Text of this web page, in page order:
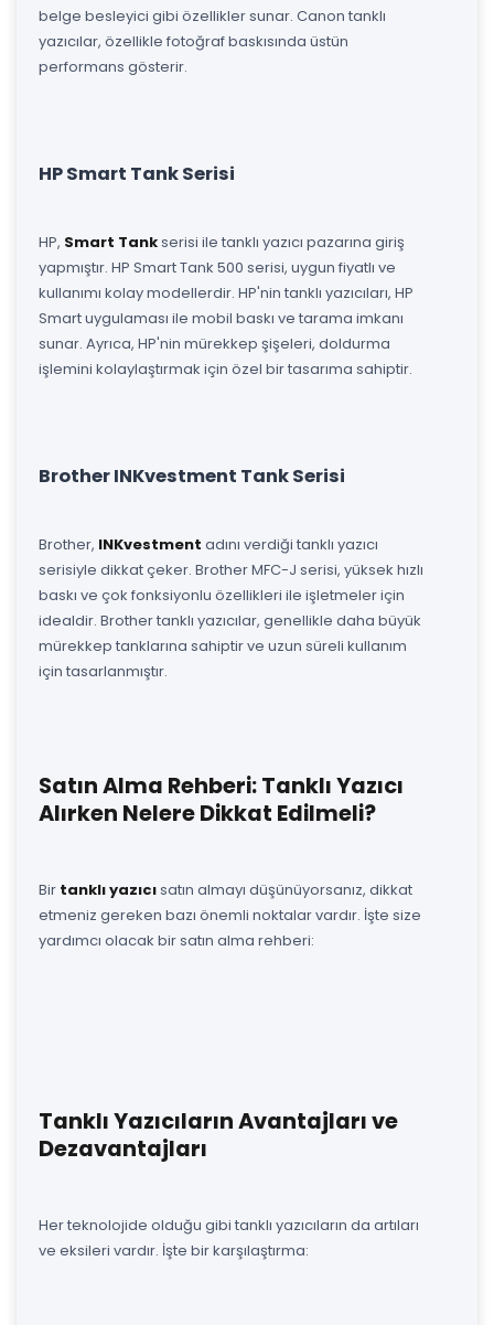
belge besleyici gibi özellikler sunar. Canon tanklı
yazıcılar, özellikle fotoğraf baskısında üstün
performans gösterir.
HP Smart Tank Serisi
HP, Smart Tankserisi ile tanklı yazıcı pazarına giriş
yapmıştır. HP Smart Tank 500 serisi, uygun fiyatlı ve
kullanımı kolay modellerdir. HP'nin tanklı yazıcıları, HP
Smart uygulaması ile mobil baskı ve tarama imkanı
sunar. Ayrıca, HP'nin mürekkep şişeleri, doldurma
işlemini kolaylaştırmak için özel bir tasarıma sahiptir.
Brother INKvestment Tank Serisi
Brother, INKvestment adını verdiği tanklı yazıcı
serisiyle dikkat çeker. Brother MFC-J serisi, yüksek hızlı
baskı ve çok fonksiyonlu özellikleri ile işletmeler için
idealdir. Brother tanklı yazıcılar, genellikle daha büyük
mürekkep tanklarına sahiptir ve uzun süreli kullanım
için tasarlanmıştır.
Satın Alma Rehberi: Tanklı Yazıcı
Alırken Nelere Dikkat Edilmeli?
Bir tanklı yazıcısatın almayı düşünüyorsanız, dikkat
etmeniz gereken bazı önemli noktalar vardır. İşte size
yardımcı olacak bir satın alma rehberi:
Tanklı Yazıcıların Avantajları ve
Dezavantajları
Her teknolojide olduğu gibi tanklı yazıcıların da artıları
ve eksileri vardır. İşte bir karşılaştırma: